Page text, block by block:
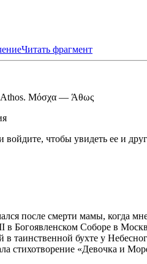
Читать фрагмент
Athos. Μόσχα — Άθως
войдите, чтобы увидеть ее и
после смерти мамы, когда
в Богоявленском Соборе в
таинственной бухте у
стихотворение «Девочка и